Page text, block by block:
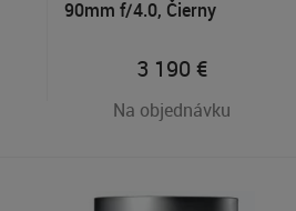
90mm f/4.0, Čierny
3 190 €
Na objednávku